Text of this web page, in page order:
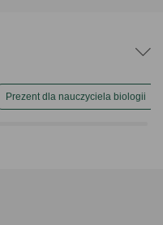
Prezent dla nauczyciela biologii